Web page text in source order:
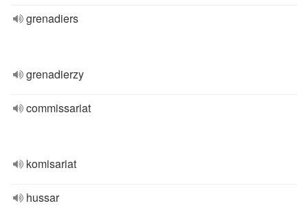
grenadiers
grenadierzy
commissariat
komisariat
hussar